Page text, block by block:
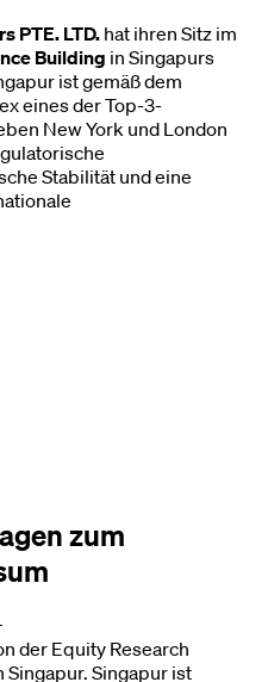
PTE. LTD. hat ihren Sitz im
Building in Singapurs
ist gemäß dem
eines der Top-3-
New York und London
Stabilität und eine
zum
der Equity Research
Singapur. Singapur ist